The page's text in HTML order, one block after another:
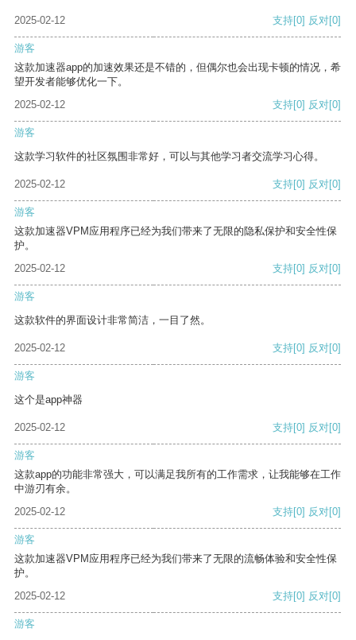
2025-02-12 支持[0] 反对[0]
游客
这款加速器app的加速效果还是不错的，但偶尔也会出现卡顿的情况，希
望开发者能够优化一下。
2025-02-12
支持[0] 反对[0]
游客
这款学习软件的社区氛围非常好，可以与其他学习者交流学习心得。
2025-02-12 支持[0] 反对[0]
游客
这款加速器VPM应用程序已经为我们带来了无限的隐私保护和安全性保
护。
2025-02-12
支持[0] 反对[0]
游客
这款软件的界面设计非常简洁，一目了然。
2025-02-12 支持[0] 反对[0]
游客
这个是app神器
2025-02-12 支持[0] 反对[0]
游客
这款app的功能非常强大，可以满足我所有的工作需求，让我能够在工作
中游刃有余。
2025-02-12
支持[0] 反对[0]
游客
这款加速器VPM应用程序已经为我们带来了无限的流畅体验和安全性保
护。
2025-02-12
支持[0] 反对[0]
游客